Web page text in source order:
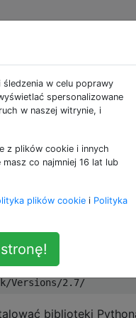
X El
otrzymuję, jest
share
użyć sudo,
biblioteki
w celu poprawy
spersonalizowane
w naszej witrynie, i
z plików cookie i innych
co najmniej 16 lat lub
plików cookie i Polityka